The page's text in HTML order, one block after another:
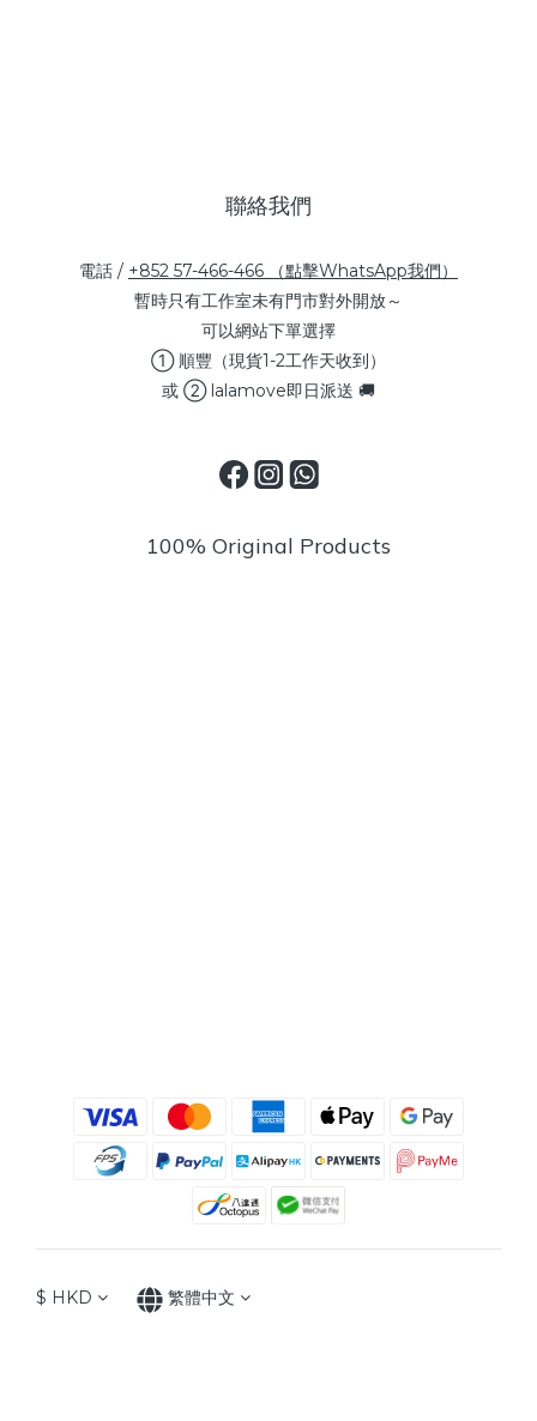
聯絡我們
電話 / +852 57-466-466 （點擊WhatsApp我們）
暫時只有工作室未有門市對外開放～
可以網站下單選擇
① 順豐（現貨1-2工作天收到）
或 ② lalamove即日派送 🚚
100% Original Products
$ HKD 繁體中文